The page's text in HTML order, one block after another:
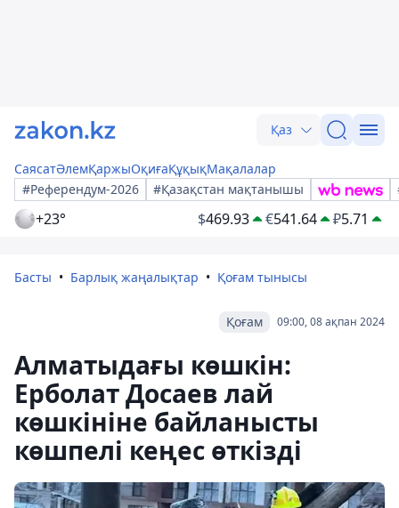
Қаз
СаясатӘлемҚаржыОқиғаҚұқықМақалалар
#Референдум-2026
#Қазақстан мақтанышы
+23° $469.93 €541.64 ₽5.71
Басты Барлық жаңалықтар Қоғам тынысы
09:00, 08 ақпан 2024
Қоғам
Алматыдағы көшкін:
Ерболат Досаев лай
көшкініне байланысты
көшпелі кеңес өткізді